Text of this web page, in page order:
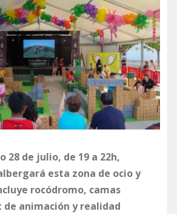
28 de julio, de 19 a 22h,
esta zona de ocio y
rocódromo, camas
de animación y realidad